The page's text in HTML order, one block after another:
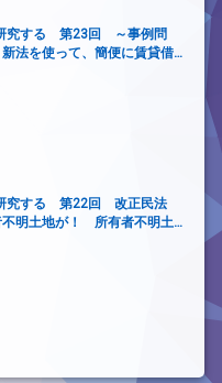
究する 第23回 ～事例問
法を使って、簡便に賃貸借
研究する 第22回 改正民法
明土地が！ 所有者不明土